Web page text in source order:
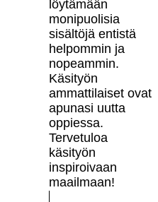
löytämään
monipuolisia
sisältöjä entistä
helpommin ja
nopeammin.
Käsityön
ammattilaiset ovat
apunasi uutta
oppiessa.
Tervetuloa
käsityön
inspiroivaan
maailmaan!